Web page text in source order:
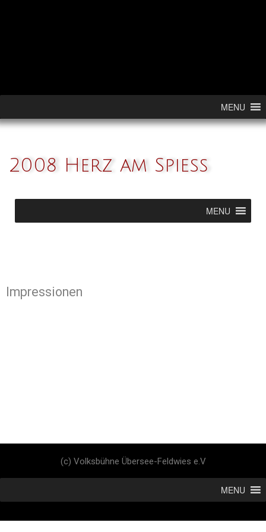
MENU
2008 Herz am Spieß
MENU
Impressionen
(c) Volksbühne Übersee-Feldwies e.V
MENU